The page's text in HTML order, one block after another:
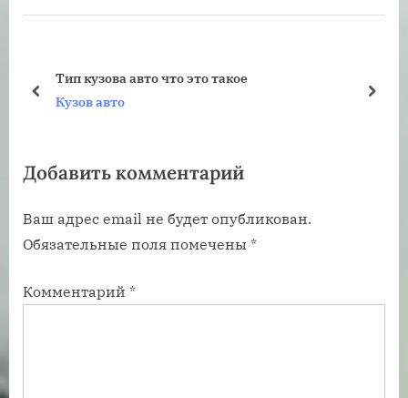
д
а
а
и
с
:
у
а
и
с
:
Тип кузова авто что это такое
Кузов авто
пред
Добавить комментарий
Ваш адрес email не будет опубликован.
Обязательные поля помечены *
Комментарий *